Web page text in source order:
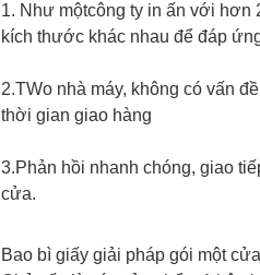
1. Như mộtcông ty in ấn với hơn
kích thước khác nhau để đáp
2.TWo nhà máy, không có vấn
thời gian giao hàng
3.Phản hồi nhanh chóng, giao
cửa.
Bao bì giấy giải pháp gói một cửa